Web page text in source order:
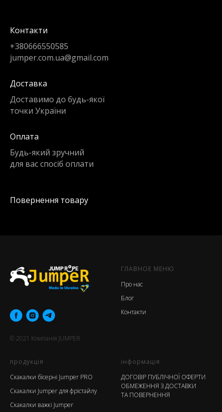
Контакти
+380666550585
jumper.com.ua@gmail.com
Доставка
Доставимо до будь-якої
точки України
Оплата
Будь-який зручний
для вас спосіб оплати
Повернення товару
© 2021 Компанія JUMPER
ГЛАВНОЕ МЕНЮ
Про нас
Блог
Контакти
продукція
Скакалки бісерні Jumper PRO
Скакалки Jumper для фрістайлу
Скакалки важкі Jumper
інформація
ДОГОВІР ПУБЛІЧНОЇ ОФЕРТИ
ОБМЕЖЕННЯ З ДОСТАВКИ
ТА ПОВЕРНЕННЯ